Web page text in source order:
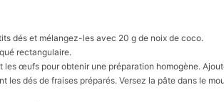
dés et mélangez-les avec 20 g de noix de coco.
rectangulaire.
les œufs pour obtenir une préparation homogène.
les dés de fraises préparés. Versez la pâte dans le